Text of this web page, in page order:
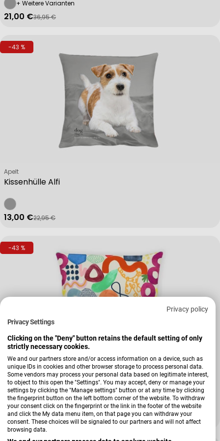
Privacy policy
Privacy Settings
Clicking on the "Deny" button retains the default setting of only
strictly necessary cookies.
We and our partners store and/or access information on a device, such as
unique IDs in cookies and other browser storage to process personal data.
Some vendors may process your personal data based on legitimate interest,
to object to this open the "Settings". You may accept, deny or manage your
settings by clicking the "Manage settings" button or at any time by clicking
the fingerprint button on the left bottom corner of the website. To withdraw
your consent click on the fingerprint or the link in the footer of the website
and click the My data menu item, on that page you can withdraw your
consent. These choices will be signaled to our partners and will not affect
browsing data.
+ Weitere Varianten
Verkaufspreis
21,00 €
Regulärer Preis
36,95 €
-43 %
Kissenhülle Alfi
Verkäufer:
Apelt
Verkaufspreis
13,00 €
Regulärer Preis
22,95 €
-43 %
Kissenhülle 6757
Verkäufer:
Apelt
+ Weitere Varianten
Verkaufspreis
17,00 €
Regulärer Preis
29,95 €